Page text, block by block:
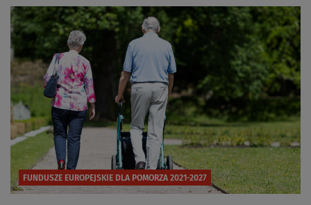
FUNDUSZE EUROPEJSKIE DLA POMORZA 2021-2027